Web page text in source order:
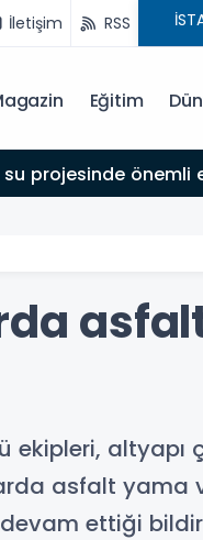
İletişim RSS
Eğitim
projesinde önemli
ekipleri, altyapı
asfalt yama
devam ettiği